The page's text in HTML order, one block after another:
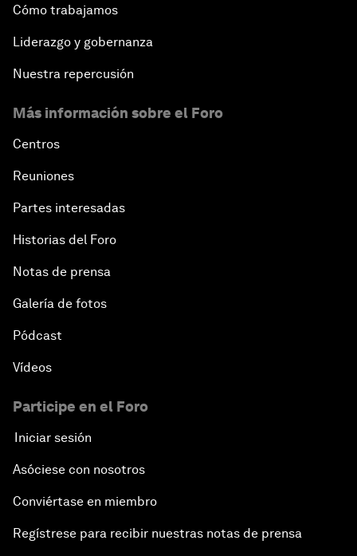
Cómo trabajamos
Liderazgo y gobernanza
Nuestra repercusión
Más información sobre el Foro
Centros
Reuniones
Partes interesadas
Historias del Foro
Notas de prensa
Galería de fotos
Pódcast
Vídeos
Participe en el Foro
Iniciar sesión
Asóciese con nosotros
Conviértase en miembro
Regístrese para recibir nuestras notas de prensa